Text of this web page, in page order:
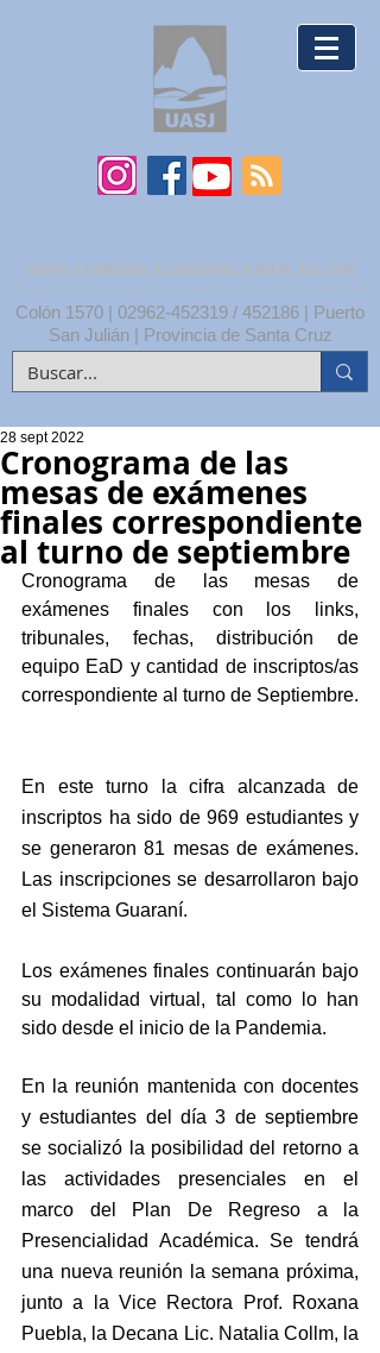
UNPA | UNIDAD ACADÉMICA SAN JULIÁN
Colón 1570 | 02962-452319 / 452186 | Puerto
San Julián | Provincia de Santa Cruz
Cronograma de las
mesas de exámenes
finales correspondiente
al turno de septiembre
28 sept 2022
Cronograma de las mesas de
exámenes finales con los links,
tribunales, fechas, distribución de
equipo EaD y cantidad de inscriptos/as
correspondiente al turno de Septiembre.
En este turno la cifra alcanzada de
inscriptos ha sido de 969 estudiantes y
se generaron 81 mesas de exámenes.
Las inscripciones se desarrollaron bajo
el Sistema Guaraní.
Los exámenes finales continuarán bajo
su modalidad virtual, tal como lo han
sido desde el inicio de la Pandemia.
En la reunión mantenida con docentes
y estudiantes del día 3 de septiembre
se socializó la posibilidad del retorno a
las actividades presenciales en el
marco del Plan De Regreso a la
Presencialidad Académica. Se tendrá
una nueva reunión la semana próxima,
junto a la Vice Rectora Prof. Roxana
Puebla, la Decana Lic. Natalia Collm, la